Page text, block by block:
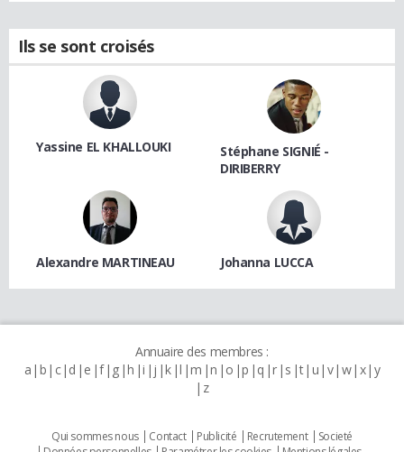
Ils se sont croisés
Yassine EL KHALLOUKI
Stéphane SIGNIÉ -
DIRIBERRY
Alexandre MARTINEAU Johanna LUCCA
Annuaire des membres :
a b c d e f g h i j k l m n o p q r s t u v w x y
z
Qui sommes nous Contact Publicité Recrutement
Societé